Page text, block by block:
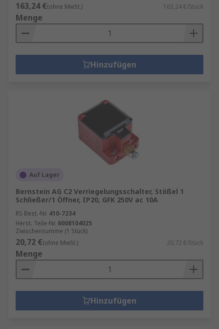
163,24 €(ohne MwSt.) 163,24 €/Stück
Menge
Hinzufügen
Auf Lager
Bernstein AG C2 Verriegelungsschalter, Stößel 1
Schließer/1 Öffner, IP20, GFK 250V ac 10A
RS Best.-Nr. 410-7234
Herst. Teile-Nr. 6008104025
Zwischensumme (1 Stück)
20,72 €(ohne MwSt.) 20,72 €/Stück
Menge
Hinzufügen